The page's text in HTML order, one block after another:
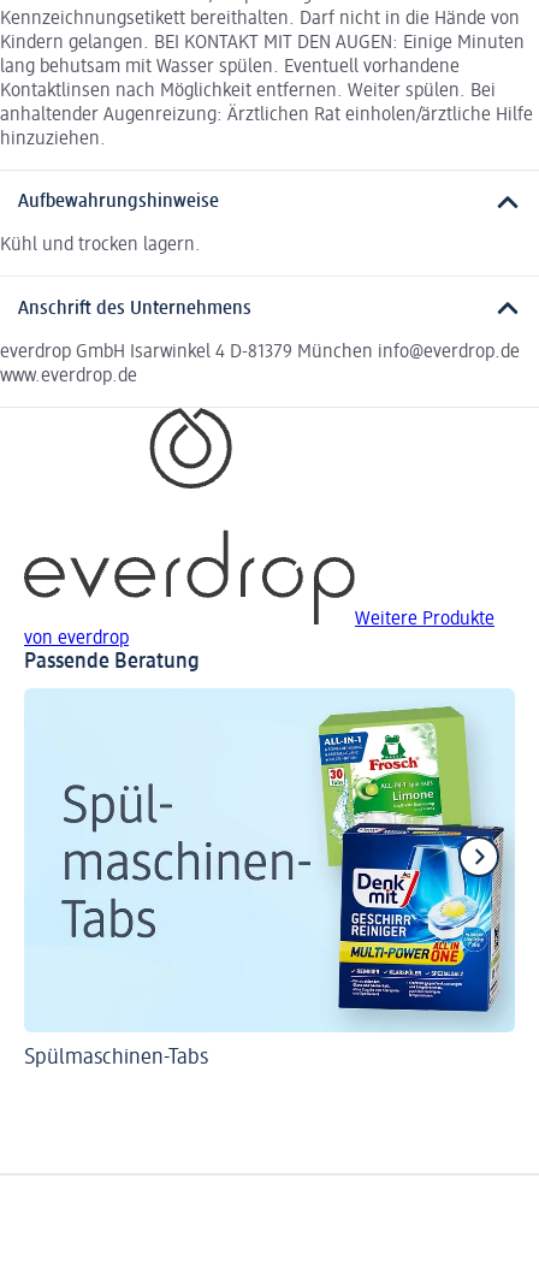
Kennzeichnungsetikett bereithalten. Darf nicht in die Hände von
Kindern gelangen. BEI KONTAKT MIT DEN AUGEN: Einige Minuten
lang behutsam mit Wasser spülen. Eventuell vorhandene
Kontaktlinsen nach Möglichkeit entfernen. Weiter spülen. Bei
anhaltender Augenreizung: Ärztlichen Rat einholen/ärztliche Hilfe
hinzuziehen.
Aufbewahrungshinweise
Kühl und trocken lagern.
Anschrift des Unternehmens
everdrop GmbH Isarwinkel 4 D-81379 München info@everdrop.de
www.everdrop.de
Weitere Produkte
von everdrop
Passende Beratung
Spülmaschinen-Tabs